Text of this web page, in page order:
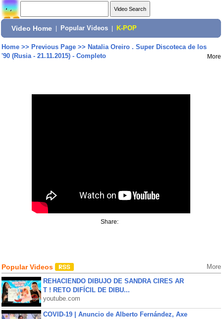
Video Home Popular Videos K-POP
Home>> Previous Page>> Natalia Oreiro . Super Discoteca de los
'90 (Rusia - 21.11.2015) - Completo
More
Share:
Popular Videos More
REHACIENDO DIBUJO DE SANDRA CIRES AR
T ! RETO DIFÍCIL DE DIBU...
youtube.com
COVID-19 | Anuncio de Alberto Fernández, Axe